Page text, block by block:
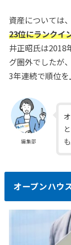
資産については、
23位にランクイ
井正昭氏は2018
グ圏外でしたが
3年連続で順位を
編集部
オープンハウ